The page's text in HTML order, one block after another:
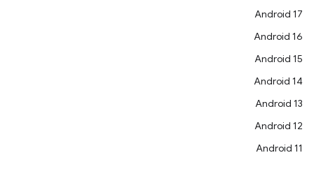
Android 17
Android 16
Android 15
Android 14
Android 13
Android 12
Android 11